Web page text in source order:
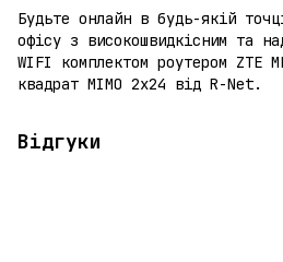
Будьте онлайн в будь-якій
офісу з високошвидкісним та
WIFI комплектом роутером ZTE
квадрат MIMO 2х24 від R-Net.
Відгуки